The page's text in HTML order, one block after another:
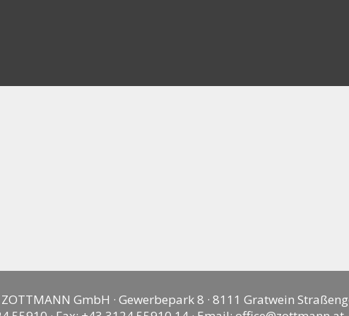
GmbH · Gewerbepark 8 · 8111 Gratwein